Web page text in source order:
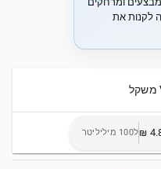
לקנות את
משקל
ל100 מיליליטר